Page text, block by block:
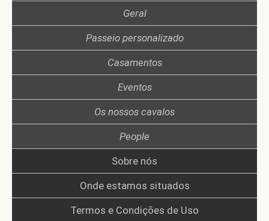
Geral
Passeio personalizado
Casamentos
Eventos
Os nossos cavalos
People
Sobre nós
Onde estamos situados
Termos e Condições de Uso